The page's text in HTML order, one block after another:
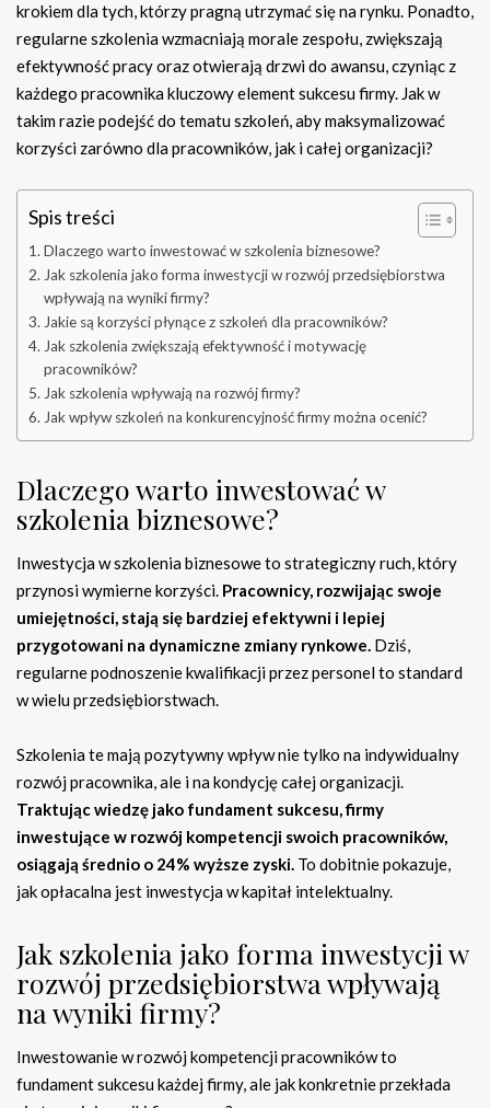
krokiem dla tych, którzy pragną utrzymać się na rynku. Ponadto,
regularne szkolenia wzmacniają morale zespołu, zwiększają
efektywność pracy oraz otwierają drzwi do awansu, czyniąc z
każdego pracownika kluczowy element sukcesu firmy. Jak w
takim razie podejść do tematu szkoleń, aby maksymalizować
korzyści zarówno dla pracowników, jak i całej organizacji?
Spis treści
Dlaczego warto inwestować w szkolenia biznesowe?
Jak szkolenia jako forma inwestycji w rozwój przedsiębiorstwa
wpływają na wyniki firmy?
Jakie są korzyści płynące z szkoleń dla pracowników?
Jak szkolenia zwiększają efektywność i motywację
pracowników?
Jak szkolenia wpływają na rozwój firmy?
Jak wpływ szkoleń na konkurencyjność firmy można ocenić?
Dlaczego warto inwestować w
szkolenia biznesowe?
Inwestycja w szkolenia biznesowe to strategiczny ruch, który
przynosi wymierne korzyści. Pracownicy, rozwijając swoje
umiejętności, stają się bardziej efektywni i lepiej
przygotowani na dynamiczne zmiany rynkowe. Dziś,
regularne podnoszenie kwalifikacji przez personel to standard
w wielu przedsiębiorstwach.
Szkolenia te mają pozytywny wpływ nie tylko na indywidualny
rozwój pracownika, ale i na kondycję całej organizacji.
Traktując wiedzę jako fundament sukcesu, firmy
inwestujące w rozwój kompetencji swoich pracowników,
osiągają średnio o 24% wyższe zyski. To dobitnie pokazuje,
jak opłacalna jest inwestycja w kapitał intelektualny.
Jak szkolenia jako forma inwestycji w
rozwój przedsiębiorstwa wpływają
na wyniki firmy?
Inwestowanie w rozwój kompetencji pracowników to
fundament sukcesu każdej firmy, ale jak konkretnie przekłada